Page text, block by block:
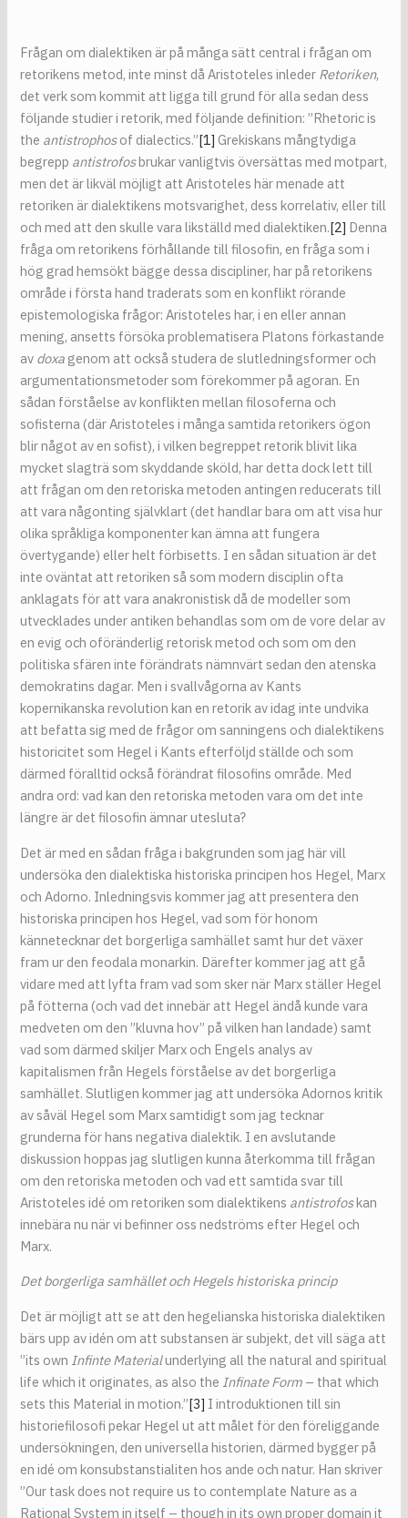
Frågan om dialektiken är på många sätt central i frågan om
retorikens metod, inte minst då Aristoteles inleder Retoriken,
det verk som kommit att ligga till grund för alla sedan dess
följande studier i retorik, med följande definition: ”Rhetoric is
the antistrophosof dialectics.”[1] Grekiskans mångtydiga
begrepp antistrofosbrukar vanligtvis översättas med motpart,
men det är likväl möjligt att Aristoteles här menade att
retoriken är dialektikens motsvarighet, dess korrelativ, eller till
och med att den skulle vara likställd med dialektiken.[2] Denna
fråga om retorikens förhållande till filosofin, en fråga som i
hög grad hemsökt bägge dessa discipliner, har på retorikens
område i första hand traderats som en konflikt rörande
epistemologiska frågor: Aristoteles har, i en eller annan
mening, ansetts försöka problematisera Platons förkastande
av doxa genom att också studera de slutledningsformer och
argumentationsmetoder som förekommer på agoran. En
sådan förståelse av konflikten mellan filosoferna och
sofisterna (där Aristoteles i många samtida retorikers ögon
blir något av en sofist), i vilken begreppet retorik blivit lika
mycket slagträ som skyddande sköld, har detta dock lett till
att frågan om den retoriska metoden antingen reducerats till
att vara någonting självklart (det handlar bara om att visa hur
olika språkliga komponenter kan ämna att fungera
övertygande) eller helt förbisetts. I en sådan situation är det
inte oväntat att retoriken så som modern disciplin ofta
anklagats för att vara anakronistisk då de modeller som
utvecklades under antiken behandlas som om de vore delar av
en evig och oföränderlig retorisk metod och som om den
politiska sfären inte förändrats nämnvärt sedan den atenska
demokratins dagar. Men i svallvågorna av Kants
kopernikanska revolution kan en retorik av idag inte undvika
att befatta sig med de frågor om sanningens och dialektikens
historicitet som Hegel i Kants efterföljd ställde och som
därmed föralltid också förändrat filosofins område. Med
andra ord: vad kan den retoriska metoden vara om det inte
längre är det filosofin ämnar utesluta?
Det är med en sådan fråga i bakgrunden som jag här vill
undersöka den dialektiska historiska principen hos Hegel, Marx
och Adorno. Inledningsvis kommer jag att presentera den
historiska principen hos Hegel, vad som för honom
kännetecknar det borgerliga samhället samt hur det växer
fram ur den feodala monarkin. Därefter kommer jag att gå
vidare med att lyfta fram vad som sker när Marx ställer Hegel
på fötterna (och vad det innebär att Hegel ändå kunde vara
medveten om den ”kluvna hov” på vilken han landade) samt
vad som därmed skiljer Marx och Engels analys av
kapitalismen från Hegels förståelse av det borgerliga
samhället. Slutligen kommer jag att undersöka Adornos kritik
av såväl Hegel som Marx samtidigt som jag tecknar
grunderna för hans negativa dialektik. I en avslutande
diskussion hoppas jag slutligen kunna återkomma till frågan
om den retoriska metoden och vad ett samtida svar till
Aristoteles idé om retoriken som dialektikens antistrofoskan
innebära nu när vi befinner oss nedströms efter Hegel och
Marx.
Det borgerliga samhället och Hegels historiska princip
Det är möjligt att se att den hegelianska historiska dialektiken
bärs upp av idén om att substansen är subjekt, det vill säga att
”its own Infinte Materialunderlying all the natural and spiritual
life which it originates, as also the Infinate Form – that which
sets this Material in motion.”[3] I introduktionen till sin
historiefilosofi pekar Hegel ut att målet för den föreliggande
undersökningen, den universella historien, därmed bygger på
en idé om konsubstanstialiten hos ande och natur. Han skriver
”Our task does not require us to contemplate Nature as a
Rational System in itself – though in its own proper domain it